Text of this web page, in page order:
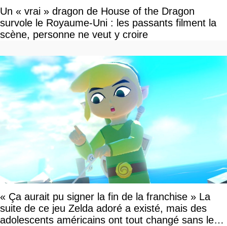
Un « vrai » dragon de House of the Dragon
survole le Royaume-Uni : les passants filment la
scène, personne ne veut y croire
« Ça aurait pu signer la fin de la franchise » La
suite de ce jeu Zelda adoré a existé, mais des
adolescents américains ont tout changé sans le